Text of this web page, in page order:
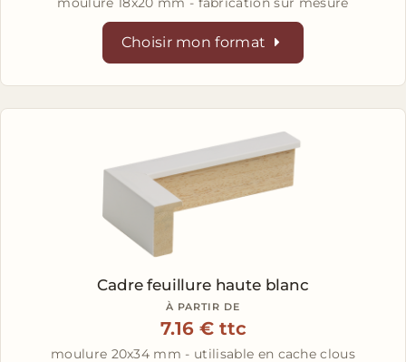
Choisir mon format
Cadre feuillure haute blanc
À PARTIR DE
7.16 € ttc
moulure 20x34 mm - utilisable en cache clous